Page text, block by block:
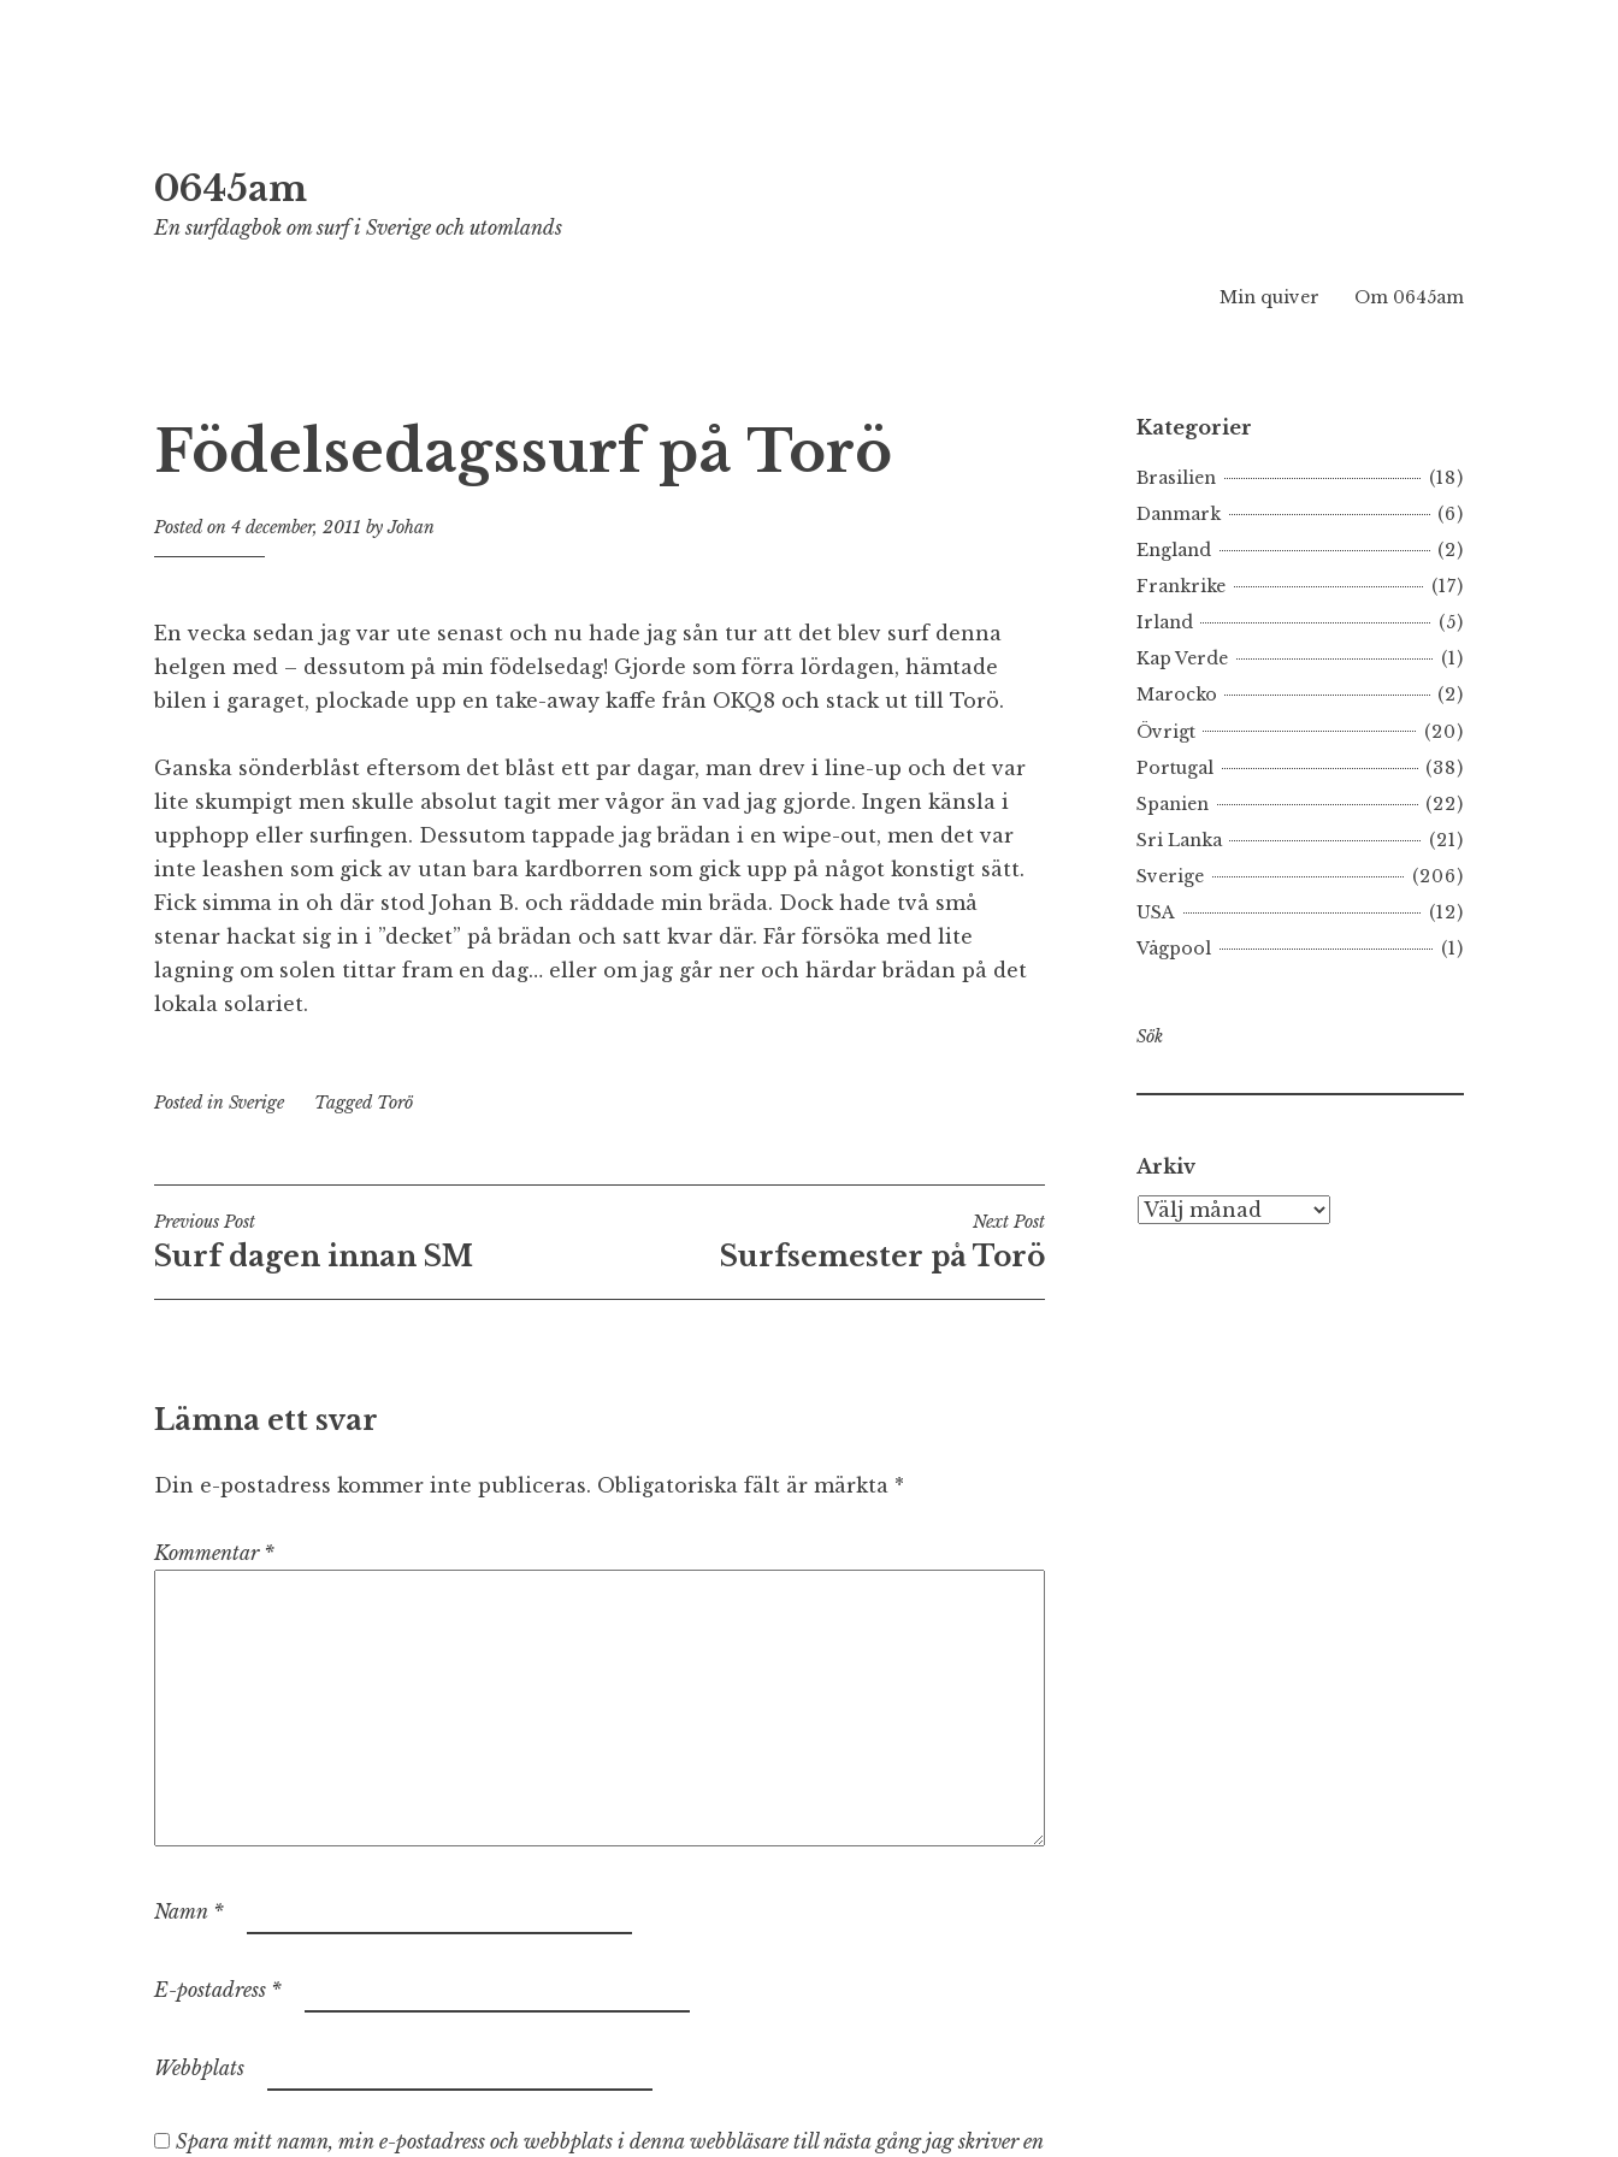
to
content
0645am
En surfdagbok om surf i Sverige och utomlands
Min quiver Om 0645am
Födelsedagssurf på Torö
Posted on 4 december, 2011 byJohan
En vecka sedan jag var ute senast och nu hade jag sån tur att det blev surf denna
helgen med – dessutom på min födelsedag! Gjorde som förra lördagen, hämtade
bilen i garaget, plockade upp en take-away kaffe från OKQ8 och stack ut till Torö.
Ganska sönderblåst eftersom det blåst ett par dagar, man drev i line-up och det var
lite skumpigt men skulle absolut tagit mer vågor än vad jag gjorde. Ingen känsla i
upphopp eller surfingen. Dessutom tappade jag brädan i en wipe-out, men det var
inte leashen som gick av utan bara kardborren som gick upp på något konstigt sätt.
Fick simma in oh där stod Johan B. och räddade min bräda. Dock hade två små
stenar hackat sig in i ”decket” på brädan och satt kvar där. Får försöka med lite
lagning om solen tittar fram en dag… eller om jag går ner och härdar brädan på det
lokala solariet.
Posted in Sverige Tagged Torö
Inläggsnavigering
Previous Post
Surf dagen innan SM
Next Post
Surfsemester på Torö
Lämna ett svar
Din e-postadress kommer inte publiceras. Obligatoriska fält är märkta *
Kommentar *
Namn *
E-postadress *
Webbplats
Spara mitt namn, min e-postadress och webbplats i denna webbläsare till nästa gång jag skriver en
Kategorier
Brasilien
(18)
Danmark
(6)
England
(2)
Frankrike
(17)
Irland
(5)
Kap Verde
(1)
Marocko
(2)
Övrigt
(20)
Portugal
(38)
Spanien
(22)
Sri Lanka
(21)
Sverige
(206)
USA
(12)
Vågpool
(1)
Sök
Arkiv
Arkiv